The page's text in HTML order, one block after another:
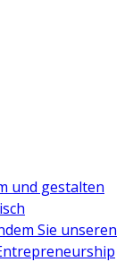
und gestalten
Sie unseren